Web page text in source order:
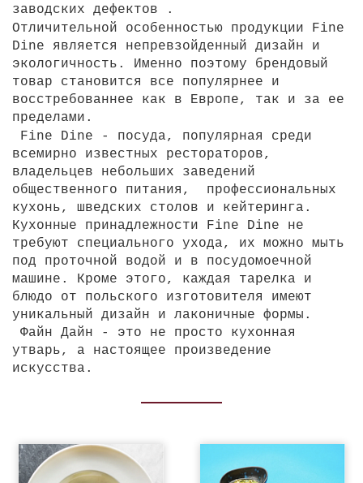
Текстиль
Фарфор
Декор
Бренды
заводских дефектов .
Отличительной особенностью продукции Fine
Dine является непревзойденный дизайн и
экологичность. Именно поэтому брендовый
товар становится все популярнее и
восстребованнее как в Европе, так и за ее
пределами.
Fine Dine - посуда, популярная среди
всемирно известных рестораторов,
владельцев небольших заведений
общественного питания, профессиональных
кухонь, шведских столов и кейтеринга.
Кухонные принадлежности Fine Dine не
требуют специального ухода, их можно мыть
под проточной водой и в посудомоечной
машине. Кроме этого, каждая тарелка и
блюдо от польского изготовителя имеют
уникальный дизайн и лаконичные формы.
Файн Дайн - это не просто кухонная
утварь, а настоящее произведение
искусства.